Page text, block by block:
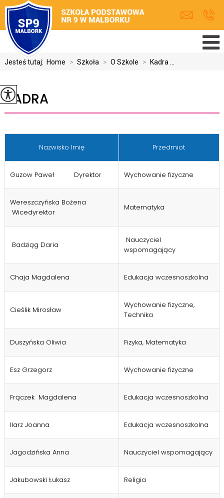
Jesteś tutaj: Home > Szkoła > O Szkole > Kadra ...
KADRA
Nazwisko Imię Przedmiot
Guzow Paweł Dyrektor Wychowanie fizyczne
Wereszczyńska Bożena
Wicedyrektor
Matematyka
Badziąg Daria
Nauczyciel
wspomagający
Chaja Magdalena Edukacja wczesnoszkolna
Cieślik Mirosław
Wychowanie fizyczne,
Technika
Duszyńska Oliwia Fizyka, Matematyka
Esz Grzegorz Wychowanie fizyczne
Frączek Magdalena Edukacja wczesnoszkolna
Ilarz Joanna Edukacja wczesnoszkolna
Jagodzińska Anna Nauczyciel wspomagający
Jakubowski Łukasz Religia